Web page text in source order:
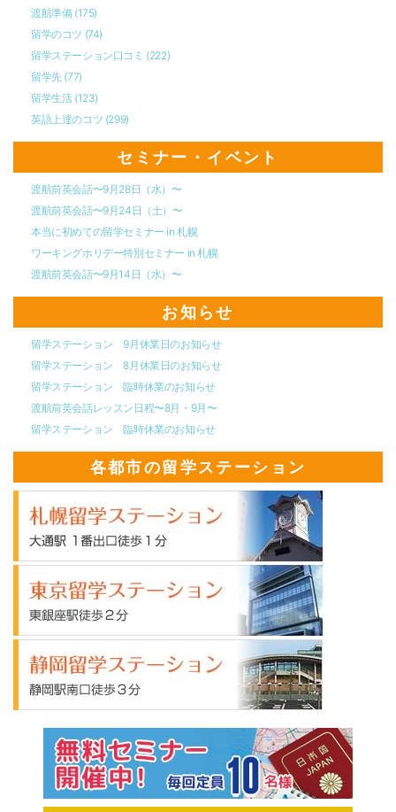
渡航準備 (175)
留学のコツ (74)
留学ステーション口コミ (222)
留学先 (77)
留学生活 (123)
英語上達のコツ (299)
セミナー・イベント
渡航前英会話〜9月28日（水）〜
渡航前英会話〜9月24日（土）〜
本当に初めての留学セミナー in 札幌
ワーキングホリデー特別セミナー in 札幌
渡航前英会話〜9月14日（水）〜
お知らせ
留学ステーション 9月休業日のお知らせ
留学ステーション 8月休業日のお知らせ
留学ステーション 臨時休業のお知らせ
渡航前英会話レッスン日程〜8月・9月〜
留学ステーション 臨時休業のお知らせ
各都市の留学ステーション